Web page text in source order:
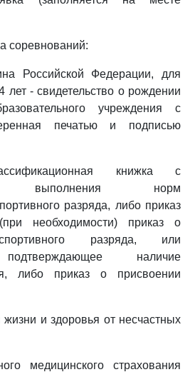
соревнований:
Российской Федерации, для
лет - свидетельство о рождении
учреждения с
печатью и подписью
книжка с
выполнения норм
разряда, либо приказ
необходимости) приказ о
разряда, или
подтверждающее наличие
либо приказ о присвоении
и здоровья от несчастных
медицинского страхования